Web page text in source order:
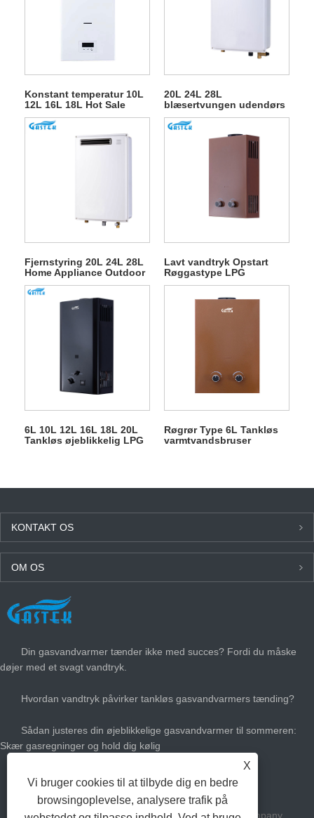
Konstant temperatur 10L
12L 16L 18L Hot Sale
Røggastype Vægmonteret
Tankløs Instant LPG
Naturligt varmt vand Gas
Vandvarmer til bruser
20L 24L 28L
blæsertvungen udendørs
gasgejser til
varmtvandsbruser
Fjernstyring 20L 24L 28L
Home Appliance Outdoor
Gas Water Heater
Lavt vandtryk Opstart
Røggastype LPG
Gasvandvarmere
6L 10L 12L 16L 18L 20L
Tankløs øjeblikkelig LPG
Røgrør Type 6L Tankløs
varmtvandsbruser
KONTAKT OS
OM OS
SENESTE NYT
Din gasvandvarmer tænder ikke med succes? Fordi du måske
døjer med et svagt vandtryk.
Hvordan vandtryk påvirker tankløs gasvandvarmers tænding?
Sådan justeres din øjeblikkelige gasvandvarmer til sommeren:
Skær gasregninger og hold dig kølig
Hvor stor gas varmt vandvarmer har du brug for?
Copyright Zhongshan Gastek Home Appliance Company
X
Vi bruger cookies til at tilbyde dig en bedre
browsingoplevelse, analysere trafik på